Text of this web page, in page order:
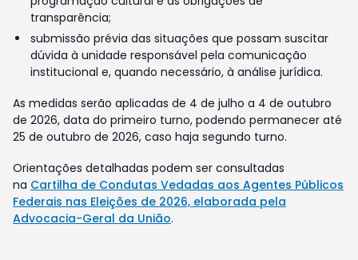
transparência;
submissão prévia das situações que possam suscitar
dúvida à unidade responsável pela comunicação
institucional e, quando necessário, à análise jurídica.
As medidas serão aplicadas de 4 de julho a 4 de outubro
de 2026, data do primeiro turno, podendo permanecer até
25 de outubro de 2026, caso haja segundo turno.
Orientações detalhadas podem ser consultadas
na Cartilha de Condutas Vedadas aos Agentes Públicos
Federais nas Eleições de 2026, elaborada pela
Advocacia-Geral da União.